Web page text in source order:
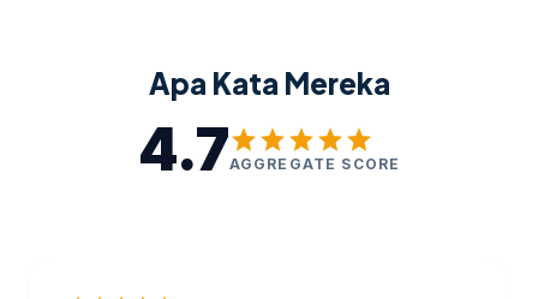
Apa Kata Mereka
4.7starstarstarstarstar
AGGREGATE SCORE